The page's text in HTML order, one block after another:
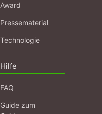
Award
Pressematerial
Technologie
Hilfe
FAQ
Guide zum